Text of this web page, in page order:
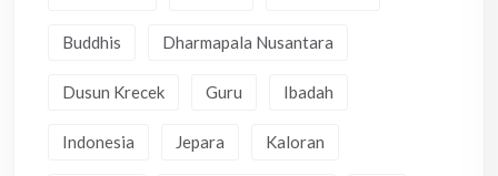
Buddhis Dharmapala Nusantara
Dusun Krecek Guru Ibadah
Indonesia Jepara Kaloran